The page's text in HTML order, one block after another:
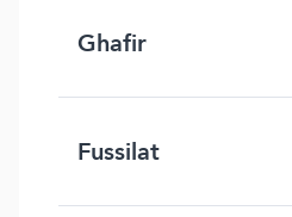
Ghafir
Fussilat